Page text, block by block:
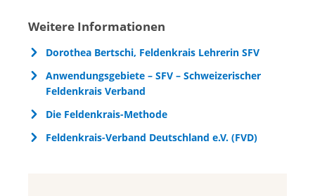
Weitere Informationen
Dorothea Bertschi, Feldenkrais Lehrerin SFV
Anwendungsgebiete – SFV – Schweizerischer
Feldenkrais Verband
Die Feldenkrais-Methode
Feldenkrais-Verband Deutschland e.V. (FVD)